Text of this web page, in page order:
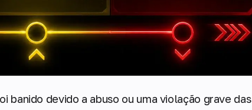
banido devido a abuso ou uma violação grave das